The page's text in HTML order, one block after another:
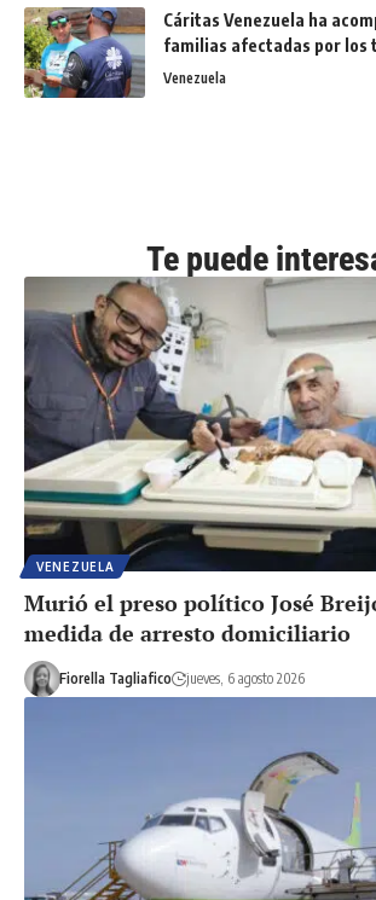
Cáritas Venezuela ha
familias afectadas por los
Venezuela
Te puede
VENEZUELA
Murió el preso político José
medida de arresto domiciliario
Fiorella Tagliafico jueves, 6 agosto 2026